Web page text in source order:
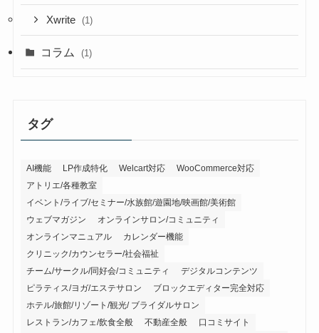
Xwrite (1)
コラム (1)
タグ
AI機能 LP作成特化 Welcart対応
WooCommerce対応
アトリエ/各種教室
イベント/ライブ/セミナー/水族館/遊園地/映画館/美術館
ウェブマガジン
オンラインサロン/コミュニティ
オンラインマニュアル
カレンダー機能
クリニック/カウンセラー/社会福祉
チーム/サークル/同好会/コミュニティ
デジタルコンテンツ
ピラティス/ヨガ/エステサロン
ブロックエディター完全対応
ホテル/旅館/リゾート/観光/ ブライダルサロン
レストラン/カフェ/飲食全般
不動産全般 口コミサイト